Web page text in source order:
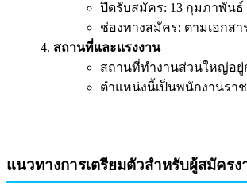
ปิดรับสมัคร: 13 กุมภาพันธ์
ช่องทางสมัคร: ตามเอกส
สถานที่และแรงงาน
สถานที่ทำงานส่วนใหญ่อยู่
ตำแหน่งนี้เป็นพนักงานรา
แนวทางการเตรียมตัวสำหรับผู้สมัคร